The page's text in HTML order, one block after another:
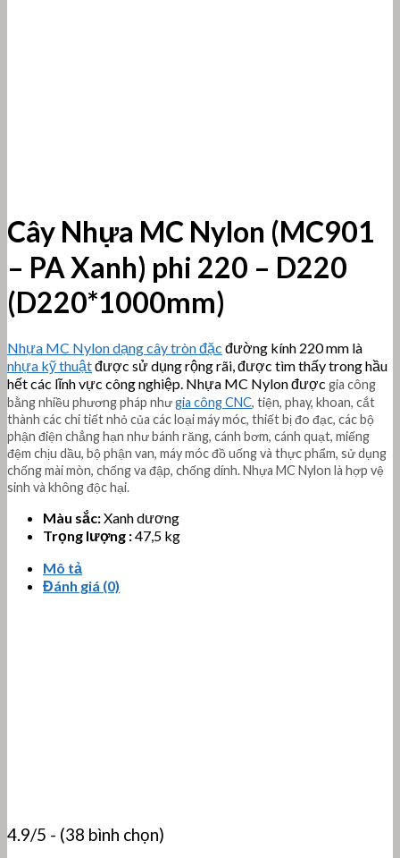
Cây Nhựa MC Nylon (MC901
– PA Xanh) phi 220 – D220
(D220*1000mm)
Nhựa MC Nylon dạng cây tròn đặc đường kính 220 mm là
nhựa kỹ thuậtđược sử dụng rộng rãi, được tìm thấy trong hầu
hết các lĩnh vực công nghiệp. Nhựa MC Nylon được gia công
bằng nhiều phương pháp nhưgia công CNC, tiện, phay, khoan, cắt
thành các chi tiết nhỏ của các loại máy móc, thiết bị đo đạc, các bộ
phận điện chẳng hạn như bánh răng, cánh bơm, cánh quạt, miếng
đệm chịu dầu, bộ phận van, máy móc đồ uống và thực phẩm, sử dụng
chống mài mòn, chống va đập, chống dính. Nhựa MC Nylon là hợp vệ
sinh và không độc hại.
Màu sắc:Xanh dương
Trọng lượng :47,5 kg
Mô tả
Đánh giá (0)
4.9/5 - (38 bình chọn)